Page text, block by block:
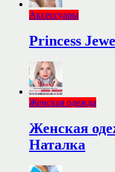
Аксессуары
Princess
Женская одежда
Женская
Наталка